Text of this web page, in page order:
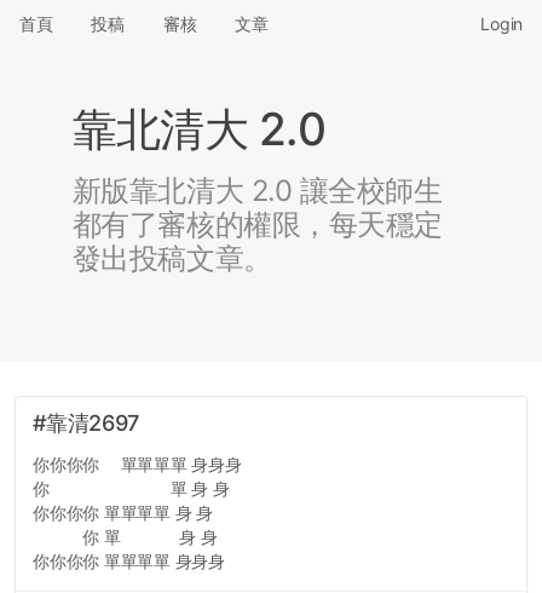
首頁 投稿 審核 文章 Login
靠北清大 2.0
新版靠北清大 2.0 讓全校師生
都有了審核的權限，每天穩定
發出投稿文章。
#靠清2697
你你你你 單單單單 身身身
你 單 身 身
你你你你 單單單單 身 身
你 單 身 身
你你你你 單單單單 身身身